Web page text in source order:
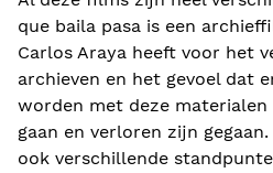
que baila pasa is een
Carlos Araya heeft voor het
archieven en het gevoel dat
worden met deze
gaan en verloren zijn
ook verschillende